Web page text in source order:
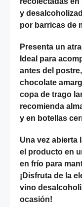
y
por barricas de
Presenta un
Ideal para
antes del
chocolate
copa de trago
recomienda
y en botellas
Una vez abierta
el producto en
en frío para
¡Disfruta de la
vino
ocasión!